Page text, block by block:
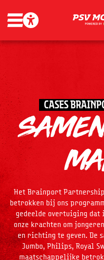
CASES
Het Brainport
betrokken bij ons
gedeelde overtuiging
onze krachten om
en richting te geven. De
Jumbo, Philips, Royal
maatschappelijke